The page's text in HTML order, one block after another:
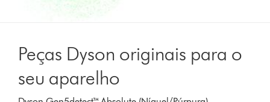
Peças Dyson originais para o
seu aparelho